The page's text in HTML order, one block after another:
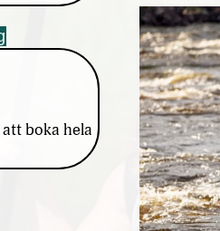
boka hela